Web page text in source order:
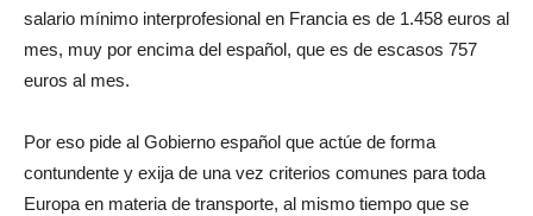
salario mínimo interprofesional en Francia es de 1.458 euros al
mes, muy por encima del español, que es de escasos 757
euros al mes.
Por eso pide al Gobierno español que actúe de forma
contundente y exija de una vez criterios comunes para toda
Europa en materia de transporte, al mismo tiempo que se